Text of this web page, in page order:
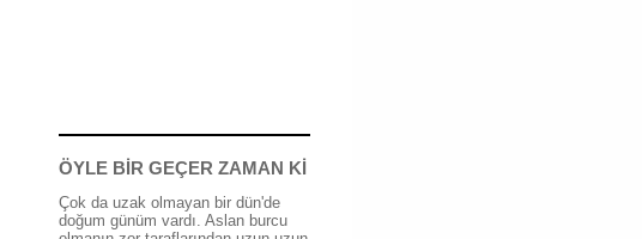
ÖYLE BİR GEÇER ZAMAN Kİ
Çok da uzak olmayan bir dün'de
doğum günüm vardı. Aslan burcu